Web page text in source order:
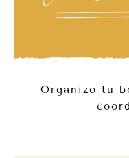
Organizo tu